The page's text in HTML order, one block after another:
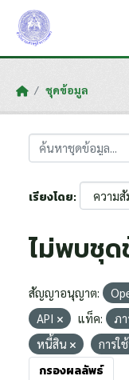
Skip to main content
ชุดข้อมูล
เรียงโดย
ไม่พบชุ
สัญญาอนุญาต:
API
แท็ค: ภ
หนี้สิน
การใ
กรองผลลัพธ์